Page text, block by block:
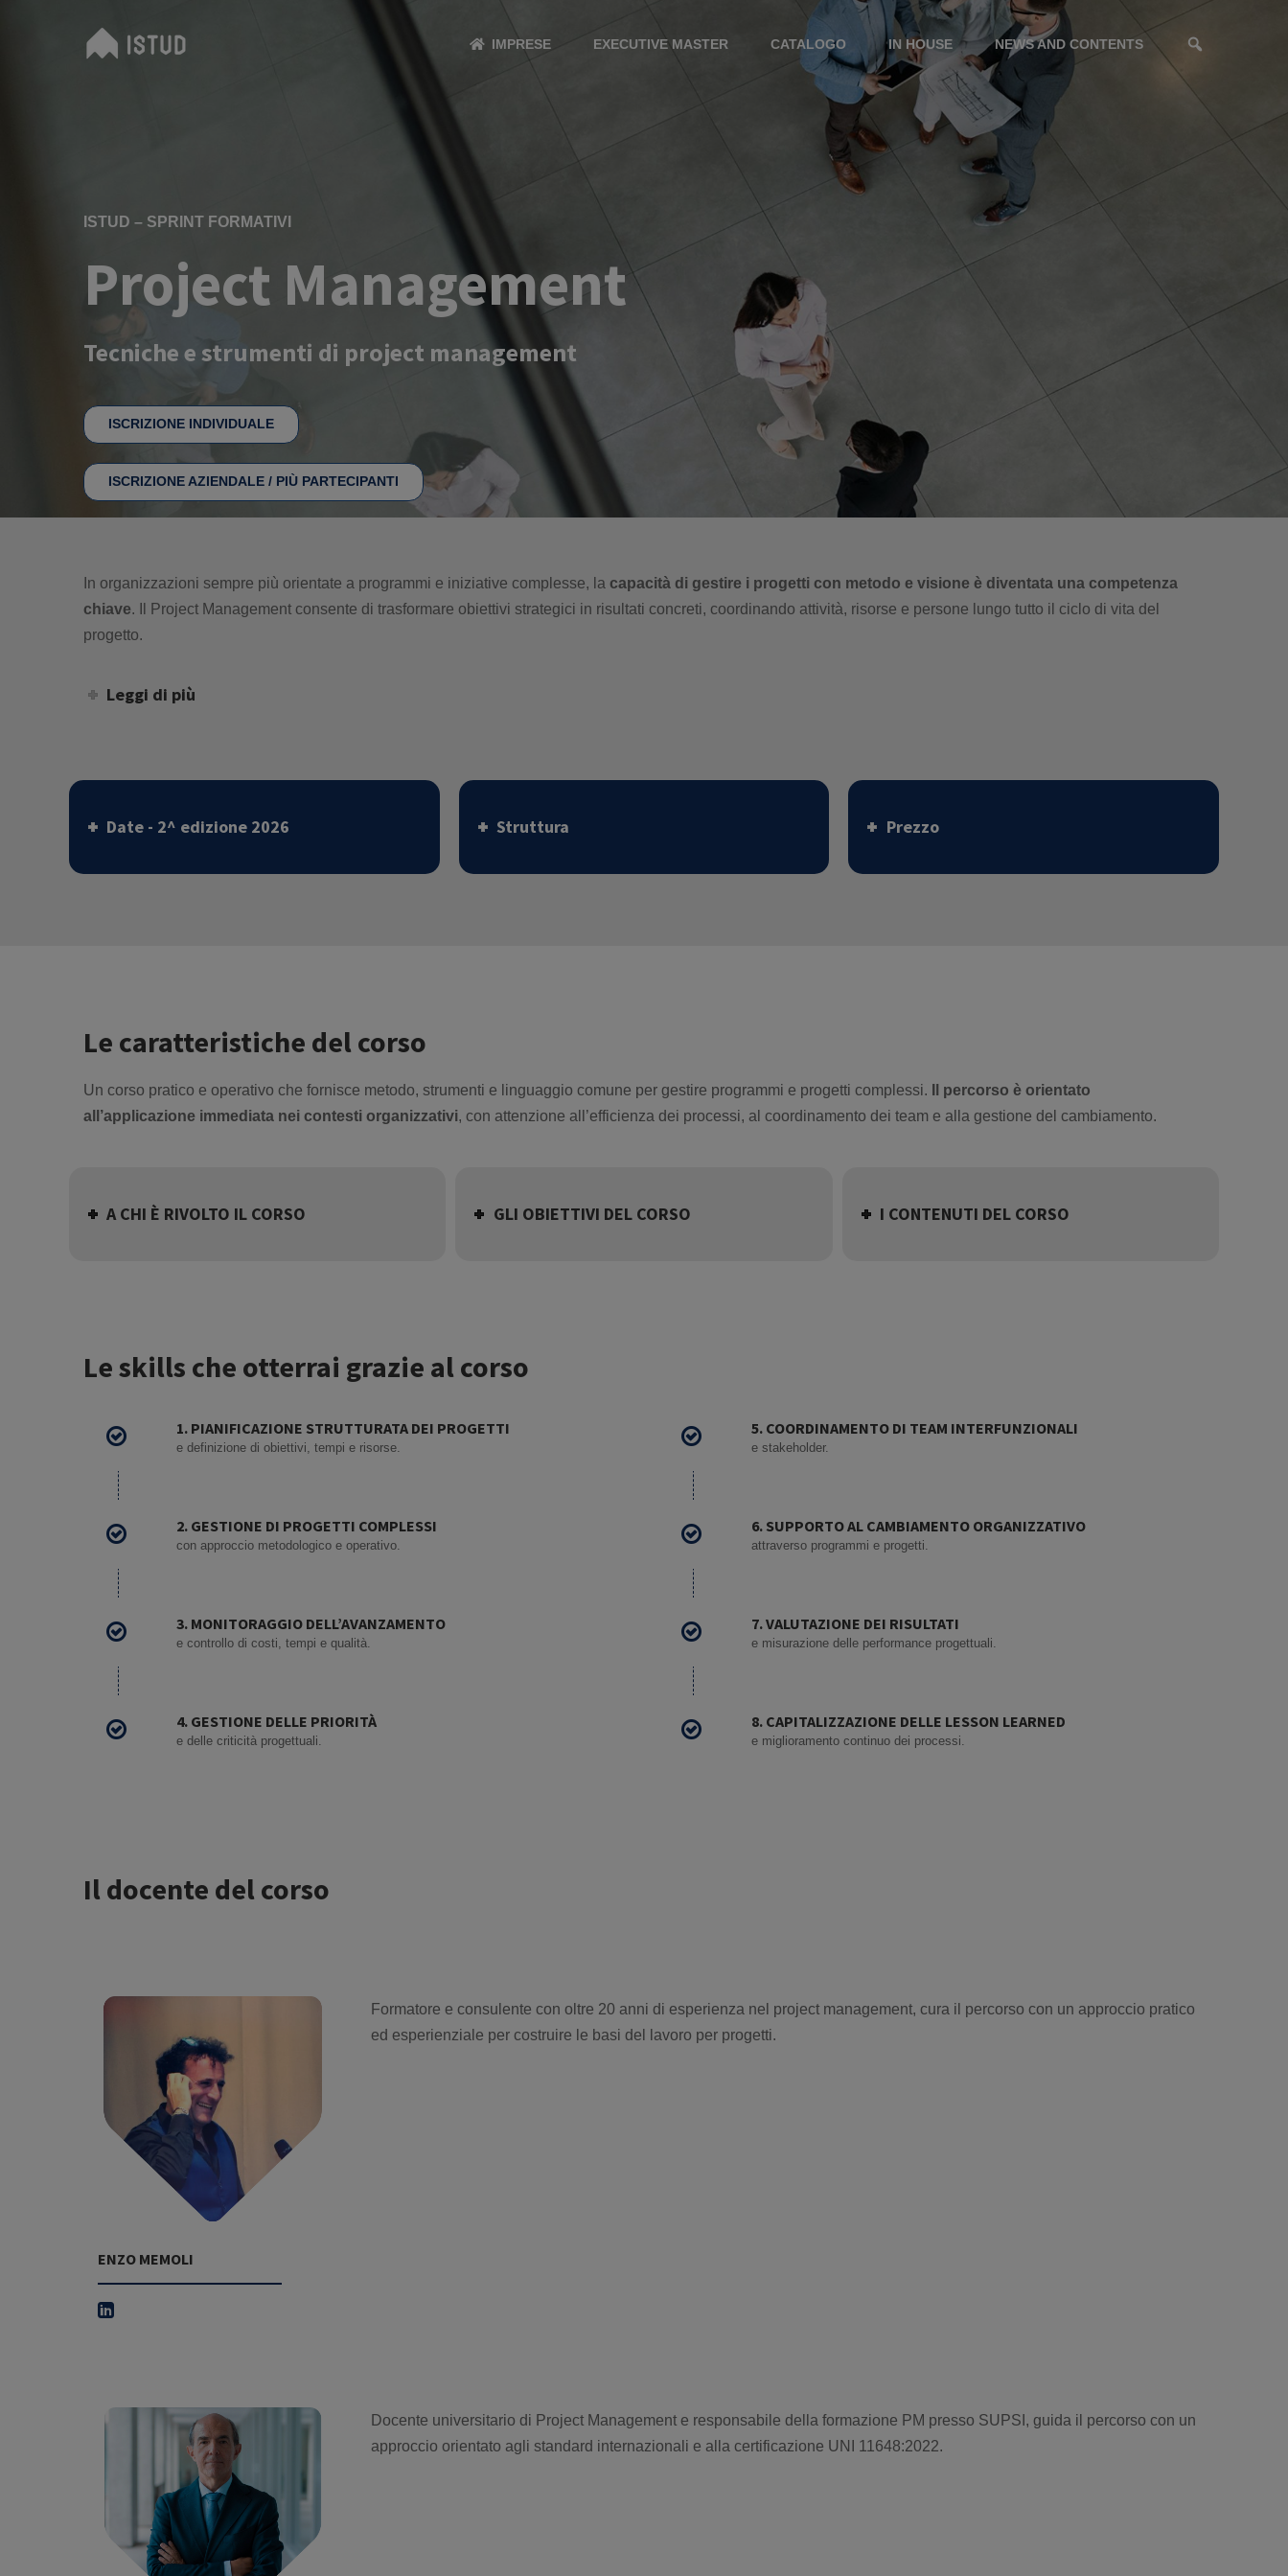
IMPRESE EXECUTIVE MASTER CATALOGO IN HOUSE NEWS AND CONTENTS
ISTUD – SPRINT FORMATIVI
Project Management
Tecniche e strumenti di project management
ISCRIZIONE INDIVIDUALE
ISCRIZIONE AZIENDALE / PIÙ PARTECIPANTI
In organizzazioni sempre più orientate a programmi e iniziative complesse, la capacità di gestire i progetti con metodo e visione è diventata una competenza
chiave. Il Project Management consente di trasformare obiettivi strategici in risultati concreti, coordinando attività, risorse e persone lungo tutto il ciclo di vita del
progetto.
Leggi di più
Date - 2^ edizione 2026 Struttura Prezzo
Le caratteristiche del corso
Un corso pratico e operativo che fornisce metodo, strumenti e linguaggio comune per gestire programmi e progetti complessi.
Il percorso è orientato
all’applicazione immediata nei contesti organizzativi, con attenzione all’efficienza dei processi, al coordinamento dei team e alla gestione del cambiamento.
A CHI È RIVOLTO IL CORSO GLI OBIETTIVI DEL CORSO I CONTENUTI DEL CORSO
Le skills che otterrai grazie al corso
1. PIANIFICAZIONE STRUTTURATA DEI PROGETTI
e definizione di obiettivi, tempi e risorse.
2. GESTIONE DI PROGETTI COMPLESSI
con approccio metodologico e operativo.
3. MONITORAGGIO DELL’AVANZAMENTO
e controllo di costi, tempi e qualità.
4. GESTIONE DELLE PRIORITÀ
e delle criticità progettuali.
5. COORDINAMENTO DI TEAM INTERFUNZIONALI
e stakeholder.
6. SUPPORTO AL CAMBIAMENTO ORGANIZZATIVO
attraverso programmi e progetti.
7. VALUTAZIONE DEI RISULTATI
e misurazione delle performance progettuali.
8. CAPITALIZZAZIONE DELLE LESSON LEARNED
e miglioramento continuo dei processi.
Il docente del corso
ENZO MEMOLI
Formatore e consulente con oltre 20 anni di esperienza nel project management, cura il percorso con un approccio pratico
ed esperienziale per costruire le basi del lavoro per progetti.
Docente universitario di Project Management e responsabile della formazione PM presso SUPSI, guida il percorso con un
approccio orientato agli standard internazionali e alla certificazione UNI 11648:2022.